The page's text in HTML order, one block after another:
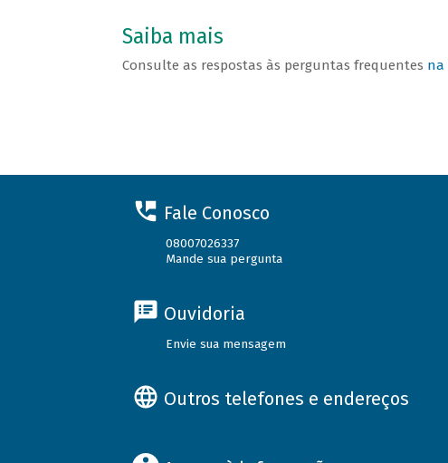
Saiba mais
Consulte as respostas às perguntas frequentes na
Fale Conosco
08007026337
Mande sua pergunta
Ouvidoria
Envie sua mensagem
Outros telefones e endereços